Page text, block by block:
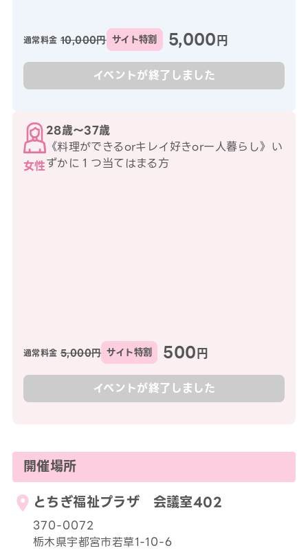
通常料金 10,000円 サイト特割 5,000円
イベントが終了しました
女性
28歳〜37歳
《料理ができるorキレイ好きor一人暮らし》い
ずかに１つ当てはまる方
通常料金 5,000円 サイト特割 500円
イベントが終了しました
開催場所
とちぎ福祉プラザ 会議室402
370-0072
栃木県宇都宮市若草1-10-6